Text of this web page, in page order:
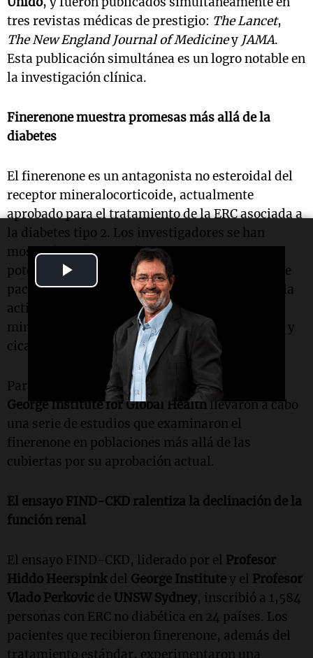
tres revistas médicas de prestigio: The Lancet,
The New England Journal of Mediciney JAMA.
Esta publicación simultánea es un logro notable en
la investigación clínica.
Finerenone muestra promesas más allá de la
diabetes
El finerenone es un antagonista no esteroidal del
receptor mineralocorticoide, actualmente
aprobado para el tratamiento de la ERC asociada a
la diabetes tipo 2. Los investigadores se han
mostrado cada vez más interesados en su
potencial para ayudar a un rango más amplio de
pacientes con enfermedades renales, dado que la
activación excesiva del receptor
mineralocorticoide contribuye a la inflamación y
cicatrización en muchos trastornos renales.
Para explorar esta posibilidad, científicos del
George Institute for Global Health llevaron a cabo
una serie de estudios que examinaron el
finerenone en poblaciones más allá de las
cubiertas por su aprobación actual.
El ensayo FIND-CKD ralentiza la declinación de la
función renal
El ensayo FIND-CKD, liderado por el Profesor
Hiddo Heerspinkdel George Institutey el Profesor
Vlado Perkovic de UNSW Sydney, inscribió a 1,584
personas con ERC no diabética en 24 países. Los
pacientes que recibieron finerenone, además del
tratamiento estándar, experimentaron una